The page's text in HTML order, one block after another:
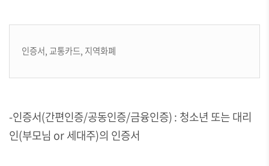
인증서, 교통카드, 지역화폐
-인증서(간편인증/공동인증/금융인증) : 청소년 또는 대리
인(부모님 or 세대주)의 인증서